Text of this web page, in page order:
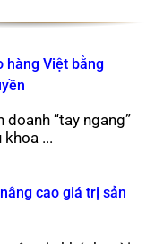
hàng Việt bằng
“tay ngang”
...
cao giá trị sản